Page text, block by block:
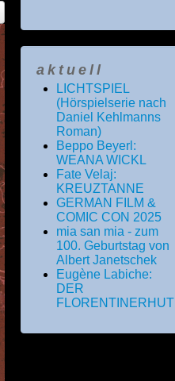
aktuell
LICHTSPIEL
(Hörspielserie nach
Daniel Kehlmanns
Roman)
Beppo Beyerl:
WEANA WICKL
Fate Velaj:
KREUZTANNE
GERMAN FILM &
COMIC CON 2025
mia san mia - zum
100. Geburtstag von
Albert Janetschek
Eugène Labiche:
DER
FLORENTINERHUT